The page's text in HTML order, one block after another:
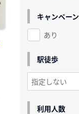
キャンペーン
あり
駅徒歩
利用人数